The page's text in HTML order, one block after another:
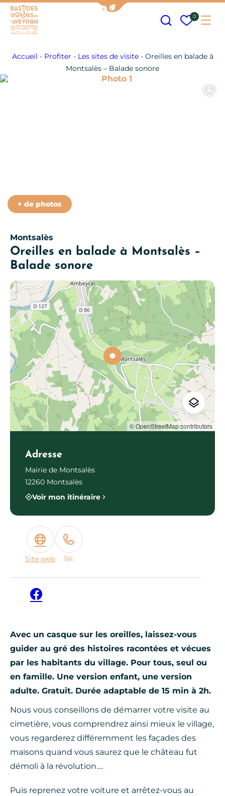
Afficher la barre de navigation
Mes
0
Accueil - Profiter - Les sites de visite- Oreilles en balade à
Montsalès – Balade sonore
Montsalès
Oreilles en balade à Montsalès –
Balade sonore
Photo 1
+ de photos
Avec un casque sur les oreilles, laissez-vous
guider au gré des histoires racontées et vécues
par les habitants du village. Pour tous, seul ou
en famille. Une version enfant, une version
adulte. Gratuit. Durée adaptable de 15 min à 2h.
Nous vous conseillons de démarrer votre visite au
cimetière, vous comprendrez ainsi mieux le village,
vous regarderez différemment les façades des
maisons quand vous saurez que le château fut
démoli à la révolution….
Puis reprenez votre voiture et arrêtez-vous au
© OpenStreetMap contributors
Adresse
Mairie de Montsalès
12260 Montsalès
Voir mon itinéraire
Site web Tél.
Facebook